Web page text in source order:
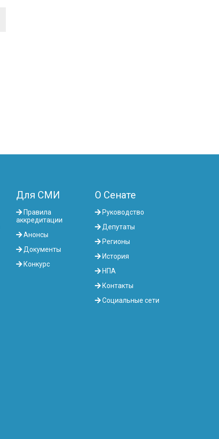
Для СМИ
Правила
аккредитации
Анонсы
Документы
Конкурс
О Сенате
Руководство
Депутаты
Регионы
История
НПА
Контакты
Социальные сети